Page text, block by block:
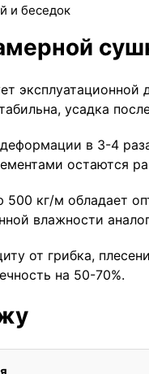
и беседок
усадка
в 3-4
остаются
500 кг/м обладает
влажности
от грибка,
на 50-70%.